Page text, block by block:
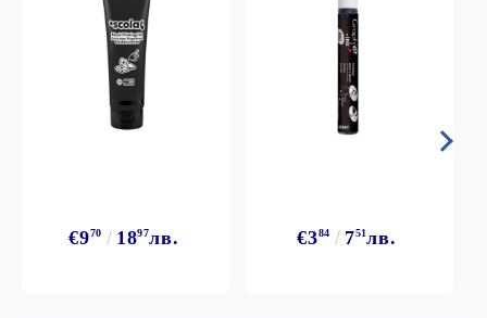
€970 1897лв. €384 751лв.